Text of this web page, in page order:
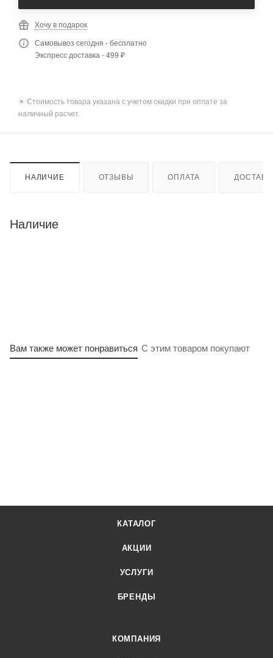
Хочу в подарок
Самовывоз сегодня - бесплатно
Экспресс доставка - 499 ₽
✴️ Стоимость товара указана с учетом скидки при оплате за
наличный расчет.
НАЛИЧИЕ ОТЗЫВЫ ОПЛАТА
Наличие
Вам также может понравиться С этим товаром покупают
КАТАЛОГ
АКЦИИ
УСЛУГИ
БРЕНДЫ
КОМПАНИЯ